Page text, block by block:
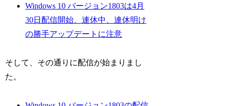
Windows 10 バージョン1803は4月
30日配信開始、連休中、連休明け
の勝手アップデートに注意
そして、その通りに配信が始まりまし
た。